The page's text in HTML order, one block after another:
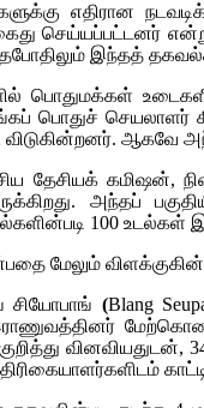
எதிரான
செய்யப்பட்டனர்
இந்தத்
பொதுமக்கள்
பொதுச்
விடுகின்றனர்.
தேசியக் கமிஷன்,
அந்தப்
100 உடல்கள்
மேலும்
(Blang
இராணுவத்தினர்
வினவியதுடன்,